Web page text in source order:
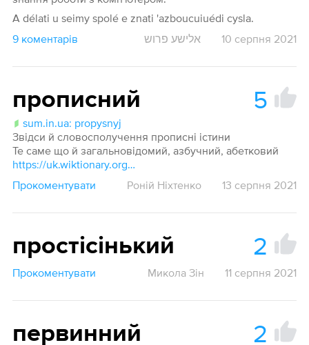
A délati u seimy spolé e znati 'azboucuiuédi cysla.
9 коментарів
אלישע פרוש 10 серпня 2021
прописний 5
sum.in.ua: propysnyj
Звідси й словосполучення прописні істини
Те саме що й загальновідомий, азбучний, абетковий
https://uk.wiktionary.org/wiki/абетний
Прокоментувати
Роній Ніхтенко 13 серпня 2021
простісінький 2
Прокоментувати Микола Зін 11 серпня 2021
первинний 2